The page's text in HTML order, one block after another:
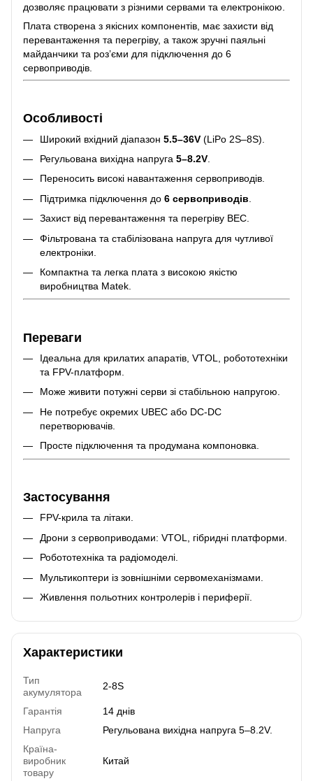
дозволяє працювати з різними сервами та електронікою.
Плата створена з якісних компонентів, має захисти від
перевантаження та перегріву, а також зручні паяльні
майданчики та роз’єми для підключення до 6
сервоприводів.
Особливості
Широкий вхідний діапазон 5.5–36V (LiPo 2S–8S).
Регульована вихідна напруга 5–8.2V
Переносить високі навантаження сервоприводів.
Підтримка підключення до 6 сервоприводів
Захист від перевантаження та перегріву BEC.
Фільтрована та стабілізована напруга для чутливої
електроніки.
Компактна та легка плата з високою якістю
виробництва Matek.
Переваги
Ідеальна для крилатих апаратів, VTOL, робототехніки
та FPV-платформ.
Може живити потужні серви зі стабільною напругою.
Не потребує окремих UBEC або DC-DC
перетворювачів.
Просте підключення та продумана компоновка.
Застосування
FPV-крила та літаки.
Дрони з сервоприводами: VTOL, гібридні платформи.
Робототехніка та радіомоделі.
Мультикоптери із зовнішніми сервомеханізмами.
Живлення польотних контролерів і периферії.
Характеристики
Тип
акумулятора
2-8S
Гарантія
14 днів
Напруга
Регульована вихідна напруга 5–8.2V.
Країна-
виробник
товару
Китай